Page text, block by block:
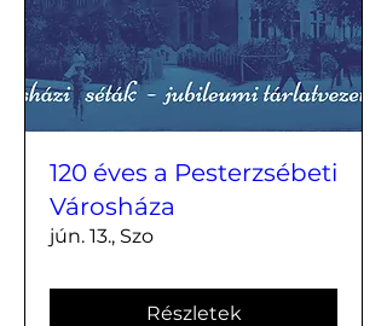
120 éves a Pesterzsébeti
Városháza
jún. 13., Szo
Részletek